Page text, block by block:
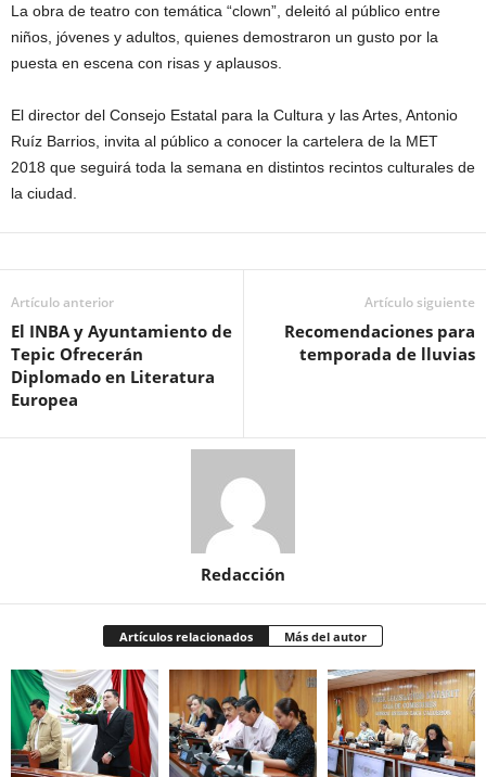
La obra de teatro con temática “clown”, deleitó al público entre
niños, jóvenes y adultos, quienes demostraron un gusto por la
puesta en escena con risas y aplausos.
El director del Consejo Estatal para la Cultura y las Artes, Antonio
Ruíz Barrios, invita al público a conocer la cartelera de la MET
2018 que seguirá toda la semana en distintos recintos culturales de
la ciudad.
Artículo anterior
El INBA y Ayuntamiento de
Tepic Ofrecerán
Diplomado en Literatura
Europea
Artículo siguiente
Recomendaciones para
temporada de lluvias
Redacción
Artículos relacionados Más del autor